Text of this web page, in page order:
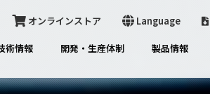
オンラインストア Language
術情報 開発・生産体制 製品情報